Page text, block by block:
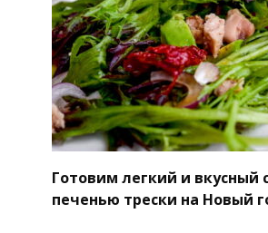
Готовим легкий и вкусный
печенью трески на Новый